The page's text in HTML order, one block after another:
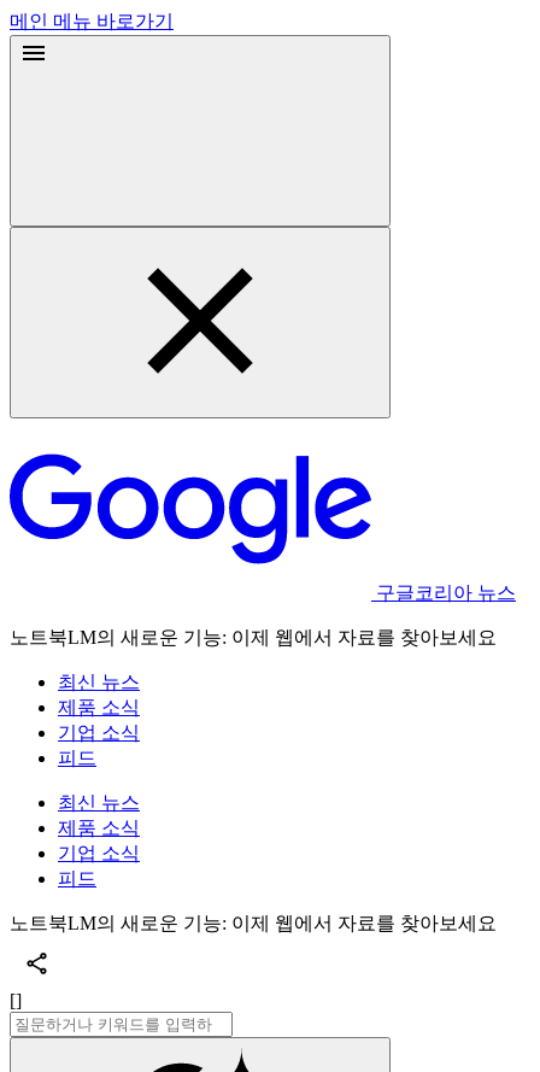
메인 메뉴 바로가기
구글코리아 뉴스
노트북LM의 새로운 기능: 이제 웹에서 자료를 찾아보세요
최신 뉴스
제품 소식
기업 소식
피드
최신 뉴스
제품 소식
기업 소식
피드
노트북LM의 새로운 기능: 이제 웹에서 자료를 찾아보세요
[]